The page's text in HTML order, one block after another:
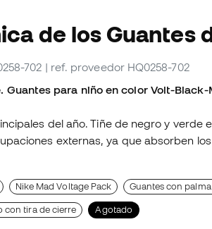
de los Guantes
702 | ref. proveedor HQ0258-702
Guantes para niño en color Volt-
del año. Tiñe de negro y verde
externas, ya que absorben
Nike Mad Voltage Pack Guantes con
con tira de cierre Agotado